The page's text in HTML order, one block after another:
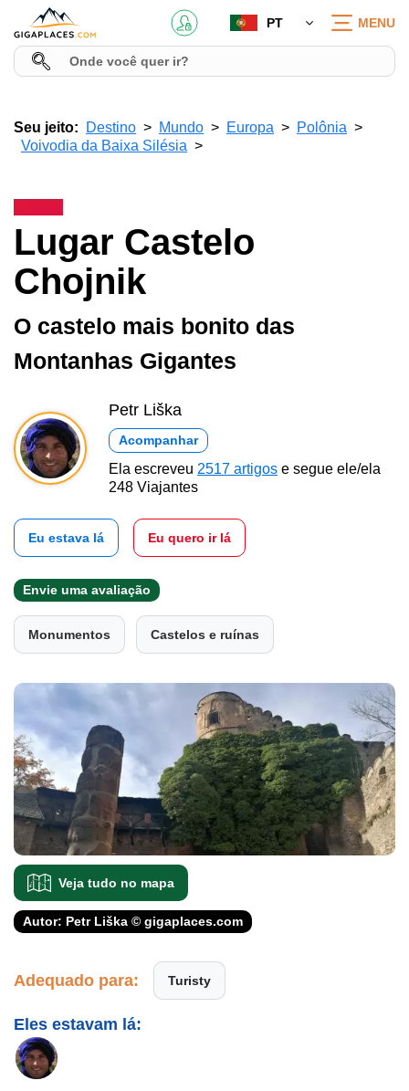
PT MENU
Seu jeito: Destino Mundo Europa
Polônia
Voivodia da Baixa Silésia
Lugar Castelo
Chojnik
O castelo mais bonito das
Montanhas Gigantes
Petr Liška
Acompanhar
Ela escreveu 2517 artigos e segue ele/ela
248 Viajantes
Eu estava lá Eu quero ir lá
Envie uma avaliação
Monumentos Castelos e ruínas
Veja tudo no mapa
Autor: Petr Liška © gigaplaces.com
Adequado para: Turisty
Eles estavam lá: